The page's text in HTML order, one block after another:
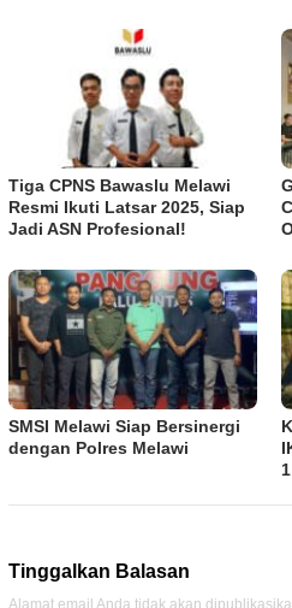
Tiga CPNS Bawaslu Melawi
Resmi Ikuti Latsar 2025, Siap
Jadi ASN Profesional!
SMSI Melawi Siap Bersinergi
dengan Polres Melawi
Tinggalkan Balasan